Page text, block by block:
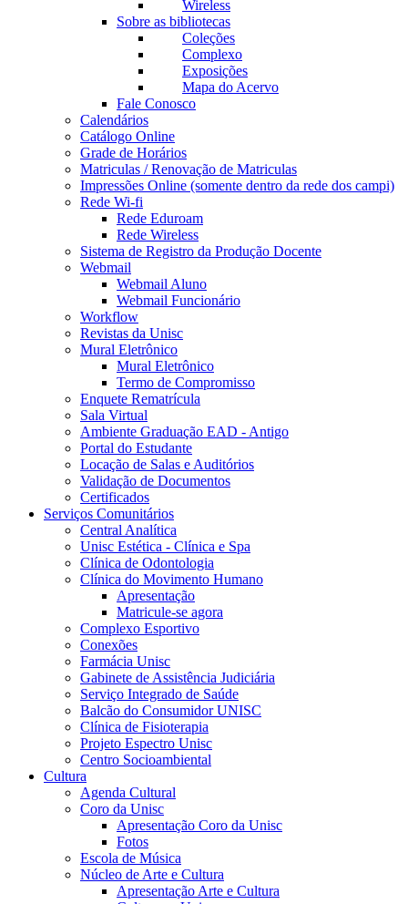
Wireless
Sobre as bibliotecas
Coleções
Complexo
Exposições
Mapa do Acervo
Fale Conosco
Calendários
Catálogo Online
Grade de Horários
Matriculas / Renovação de Matriculas
Impressões Online (somente dentro da rede dos campi)
Rede Wi-fi
Rede Eduroam
Rede Wireless
Sistema de Registro da Produção Docente
Webmail
Webmail Aluno
Webmail Funcionário
Workflow
Revistas da Unisc
Mural Eletrônico
Mural Eletrônico
Termo de Compromisso
Enquete Rematrícula
Sala Virtual
Ambiente Graduação EAD - Antigo
Portal do Estudante
Locação de Salas e Auditórios
Validação de Documentos
Certificados
Serviços Comunitários
Central Analítica
Unisc Estética - Clínica e Spa
Clínica de Odontologia
Clínica do Movimento Humano
Apresentação
Matricule-se agora
Complexo Esportivo
Conexões
Farmácia Unisc
Gabinete de Assistência Judiciária
Serviço Integrado de Saúde
Balcão do Consumidor UNISC
Clínica de Fisioterapia
Projeto Espectro Unisc
Centro Socioambiental
Cultura
Agenda Cultural
Coro da Unisc
Apresentação Coro da Unisc
Fotos
Escola de Música
Núcleo de Arte e Cultura
Apresentação Arte e Cultura